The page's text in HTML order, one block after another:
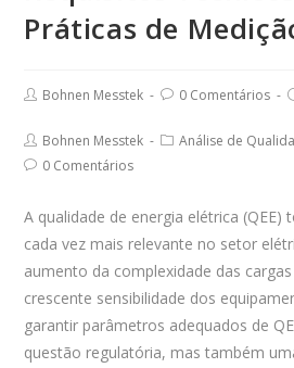
Práticas de
PostBohnen Messtek
Post0 Comentários
Post
author:
Bohnen Messtek
PostAnálise de
Post0 Comentários
A qualidade de energia elétrica (QEE)
cada vez mais relevante no setor
aumento da complexidade das
crescente sensibilidade dos
garantir parâmetros adequados de
questão regulatória, mas também